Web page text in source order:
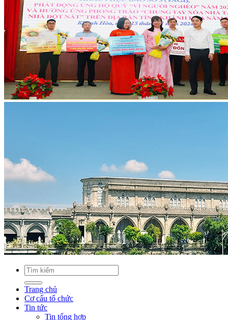
Trang chủ
Cơ cấu tổ chức
Tin tức
Tin tổng hợp